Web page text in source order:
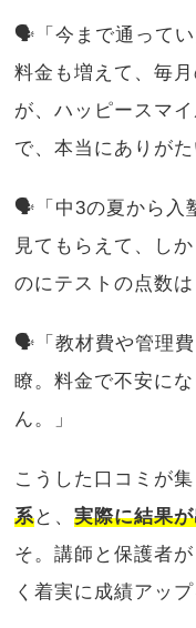
🗣️「今まで通ってい
料金も増えて、毎
が、ハッピースマ
で、本当にありがた
🗣️「中3の夏から入
見てもらえて、し
のにテストの点数
🗣️「教材費や管理費
瞭。料金で不安に
ん。」
こうした口コミが
系と、実際に結果
そ。講師と保護者
く着実に成績アッ